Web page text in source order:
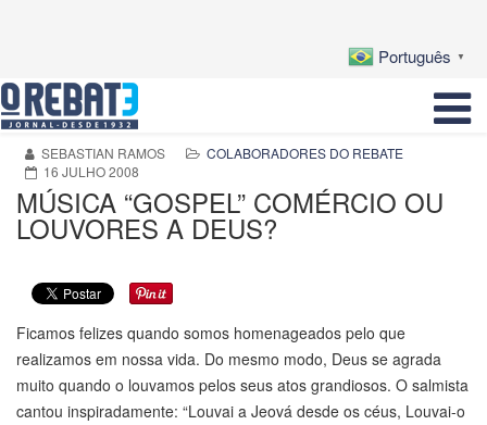
Português ▼
SEBASTIAN RAMOS
COLABORADORES DO REBATE
16 JULHO 2008
MÚSICA “GOSPEL” COMÉRCIO OU
LOUVORES A DEUS?
Ficamos felizes quando somos homenageados pelo que
realizamos em nossa vida. Do mesmo modo, Deus se agrada
muito quando o louvamos pelos seus atos grandiosos. O salmista
cantou inspiradamente: “Louvai a Jeová desde os céus, Louvai-o